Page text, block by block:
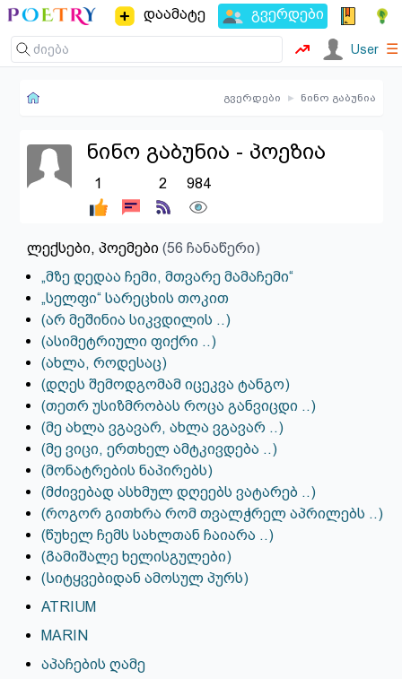
დაამატე გვერდები
User ☰
გვერდები ▸ ნინო გაბუნია
ნინო გაბუნია - პოეზია
1 2 984
ლექსები, პოემები (56 ჩანაწერი)
„მზე დედაა ჩემი, მთვარე მამაჩემი“
„სელფი“ სარეცხის თოკით
(არ მეშინია სიკვდილის ..)
(ასიმეტრიული ფიქრი ..)
(ახლა, როდესაც)
(დღეს შემოდგომამ იცეკვა ტანგო)
(თეთრ უსიზმრობას როცა განვიცდი ..)
(მე ახლა ვგავარ, ახლა ვგავარ ..)
(მე ვიცი, ერთხელ ამტკივდება ..)
(მონატრების ნაპირებს)
(მძივებად ასხმულ დღეებს ვატარებ ..)
(როგორ გითხრა რომ თვალჭრელ აპრილებს ..)
(წუხელ ჩემს სახლთან ჩაიარა ..)
(Გამიშალე ხელისგულები)
(Სიტყვებიდან ამოსულ პურს)
ATRIUM
MARIN
აპაჩების ღამე